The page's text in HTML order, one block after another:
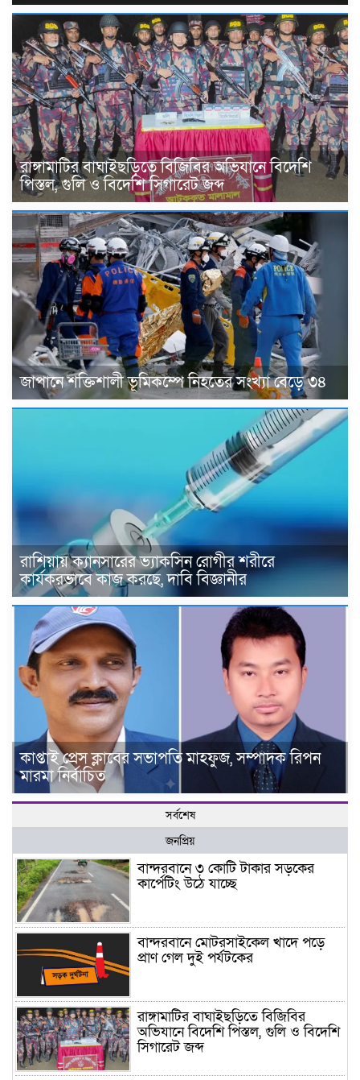
রাঙ্গামাটির বাঘাইছড়িতে বিজিবির অভিযানে বিদেশি
পিস্তল, গুলি ও বিদেশি সিগারেট জব্দ
জাপানে শক্তিশালী ভূমিকম্পে নিহতের সংখ্যা বেড়ে ৩৪
রাশিয়ায় ক্যানসারের ভ্যাকসিন রোগীর শরীরে
কার্যকরভাবে কাজ করছে, দাবি বিজ্ঞানীর
কাপ্তাই প্রেস ক্লাবের সভাপতি মাহফুজ, সম্পাদক রিপন
মারমা নির্বাচিত
সর্বশেষ
জনপ্রিয়
বান্দরবানে ৩ কোটি টাকার সড়কের
কার্পেটিং উঠে যাচ্ছে
বান্দরবানে মোটরসাইকেল খাদে পড়ে
প্রাণ গেল দুই পর্যটকের
রাঙ্গামাটির বাঘাইছড়িতে বিজিবির
অভিযানে বিদেশি পিস্তল, গুলি ও বিদেশি
সিগারেট জব্দ